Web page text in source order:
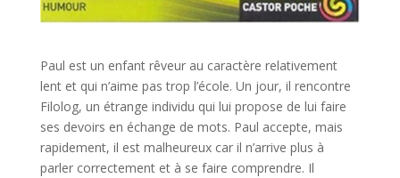
Paul est un enfant rêveur au caractère relativement
lent et qui n’aime pas trop l’école. Un jour, il rencontre
Filolog, un étrange individu qui lui propose de lui faire
ses devoirs en échange de mots. Paul accepte, mais
rapidement, il est malheureux car il n’arrive plus à
parler correctement et à se faire comprendre. Il